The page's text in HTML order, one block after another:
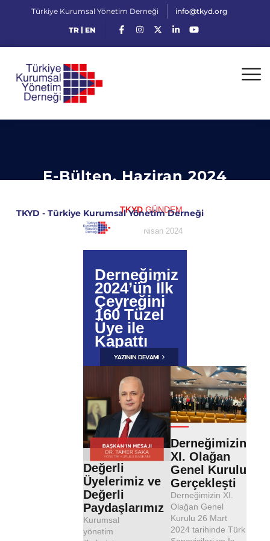
Türkiye Kurumsal Yönetim Derneği info@tkyd.org
TR| EN
E-Bülten, Haziran 2024
TKYD - Türkiye Kurumsal Yönetim Derneği>
Haziran 2024
TKYDGÜNDEM
Nisan 2024
Derneğimiz
2024’ün İlk
Çeyreğini
160 Tüzel
Üye ile
Kapattı
Değerli
Üyelerimiz ve
Değerli
Paydaşlarımız
Kurumsal
yönetim
Derneğimizin
XI. Olağan
Genel Kurulu
Gerçekleşti
Derneğimizin XI.
Olağan Genel
Kurulu 26 Mart
2024 tarihinde Türk